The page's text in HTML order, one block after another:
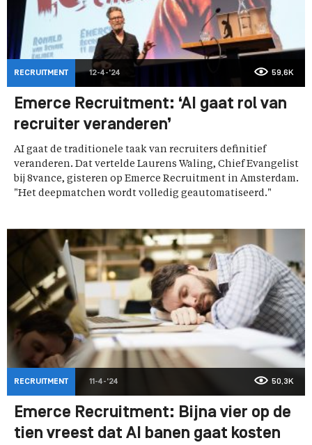
RECRUITMENT 12-4-'24 59,6K
Emerce Recruitment: ‘AI gaat rol van
recruiter veranderen’
AI gaat de traditionele taak van recruiters definitief
veranderen. Dat vertelde Laurens Waling, Chief Evangelist
bij 8vance, gisteren op Emerce Recruitment in Amsterdam.
"Het deepmatchen wordt volledig geautomatiseerd."
RECRUITMENT 11-4-'24 50,3K
Emerce Recruitment: Bijna vier op de
tien vreest dat AI banen gaat kosten